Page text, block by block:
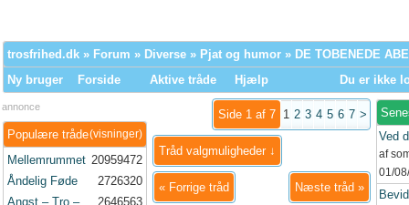
trosfrihed.dk » Forum » Diverse » Pjat og humor » DE TOBENEDE
Ny bruger
Forside Aktive tråde Hjælp Du er ikke
annonce
(visninger)
Populære tråde
Mellemrummet 20959472
Åndelig Føde
2726320
Angst – Tro –
2646563
Side 1 af 7 1 2 3 4 5 6 7 >
Tråd valgmuligheder ↓
« Forrige tråd Næste tråd »
Ved
af
01/